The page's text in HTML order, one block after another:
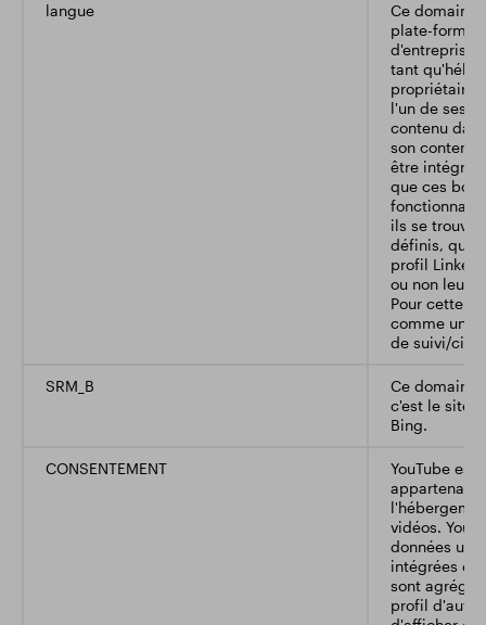
langue
Ce domaine
plate-forme
d'entreprise.
tant
l'un de ses
contenu
son contenu
être intégrés
que ces
ils se
définis, que
profil
ou non leurs
Pour cette
comme un
de suivi/
SRM_B
Ce domaine
c'est le site
Bing.
CONSENTEMENT
YouTube est
appartenant
vidéos.
données
intégrées
sont
profil